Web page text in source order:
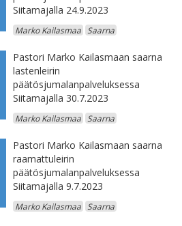
Siitamajalla 24.9.2023
Marko Kailasmaa Saarna
Pastori Marko Kailasmaan saarna
lastenleirin
päätösjumalanpalveluksessa
Siitamajalla 30.7.2023
Marko Kailasmaa Saarna
Pastori Marko Kailasmaan saarna
raamattuleirin
päätösjumalanpalveluksessa
Siitamajalla 9.7.2023
Marko Kailasmaa Saarna